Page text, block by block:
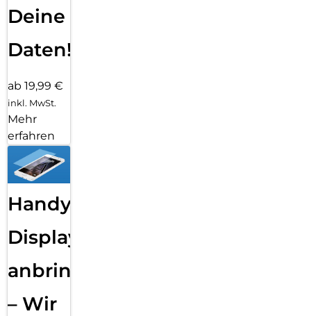
Deine
Daten!
ab 19,99 €
inkl. MwSt.
Mehr
erfahren
Handy
Displayfolie
anbringen
– Wir